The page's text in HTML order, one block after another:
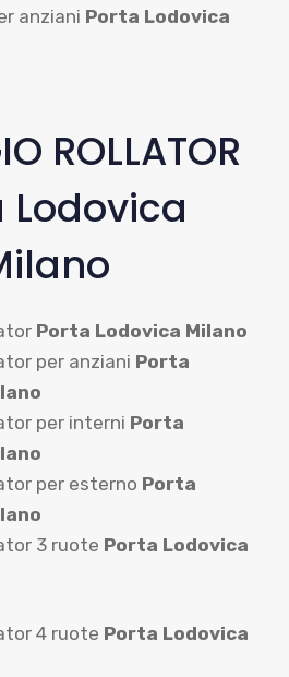
anziani Porta Lodovica
ROLLATOR
Lodovica
Porta Lodovica Milano
per anziani Porta
per interni Porta
per esterno Porta
3 ruote Porta Lodovica
4 ruote Porta Lodovica